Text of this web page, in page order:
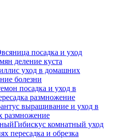
посадка и уход
деление куста
уход в домашних
болезни
посадка и уход в
размножение
выращивание и уход в
размножение
Гибискус комнатный уход
пересадка и обрезка